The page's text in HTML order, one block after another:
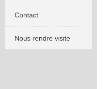
Contact
Nous rendre visite